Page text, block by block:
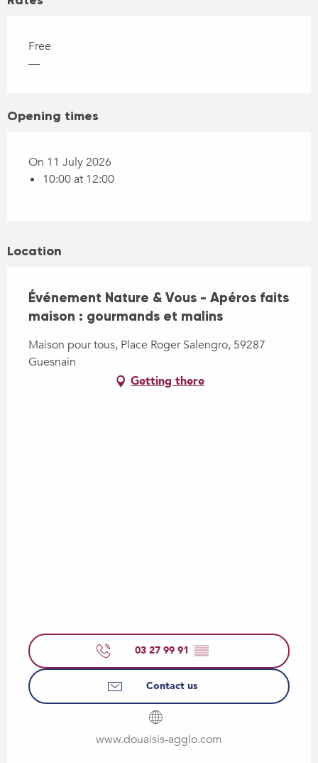
Free
—
Opening times
On 11 July 2026
10:00 at 12:00
Location
Événement Nature & Vous - Apéros faits
maison : gourmands et malins
Maison pour tous, Place Roger Salengro, 59287
Guesnain
Getting there
03 27 99 91 ▒▒
Contact us
www.douaisis-agglo.com